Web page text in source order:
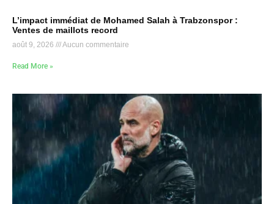
L’impact immédiat de Mohamed Salah à Trabzonspor :
Ventes de maillots record
août 9, 2026 Aucun commentaire
Read More »